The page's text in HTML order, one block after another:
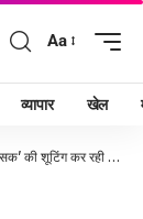
Aa
व्यापार खेल
रही हैं कियारा आडवाणी